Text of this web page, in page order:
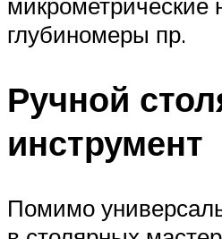
глубиномеры пр.
Ручной
инструмент
Помимо